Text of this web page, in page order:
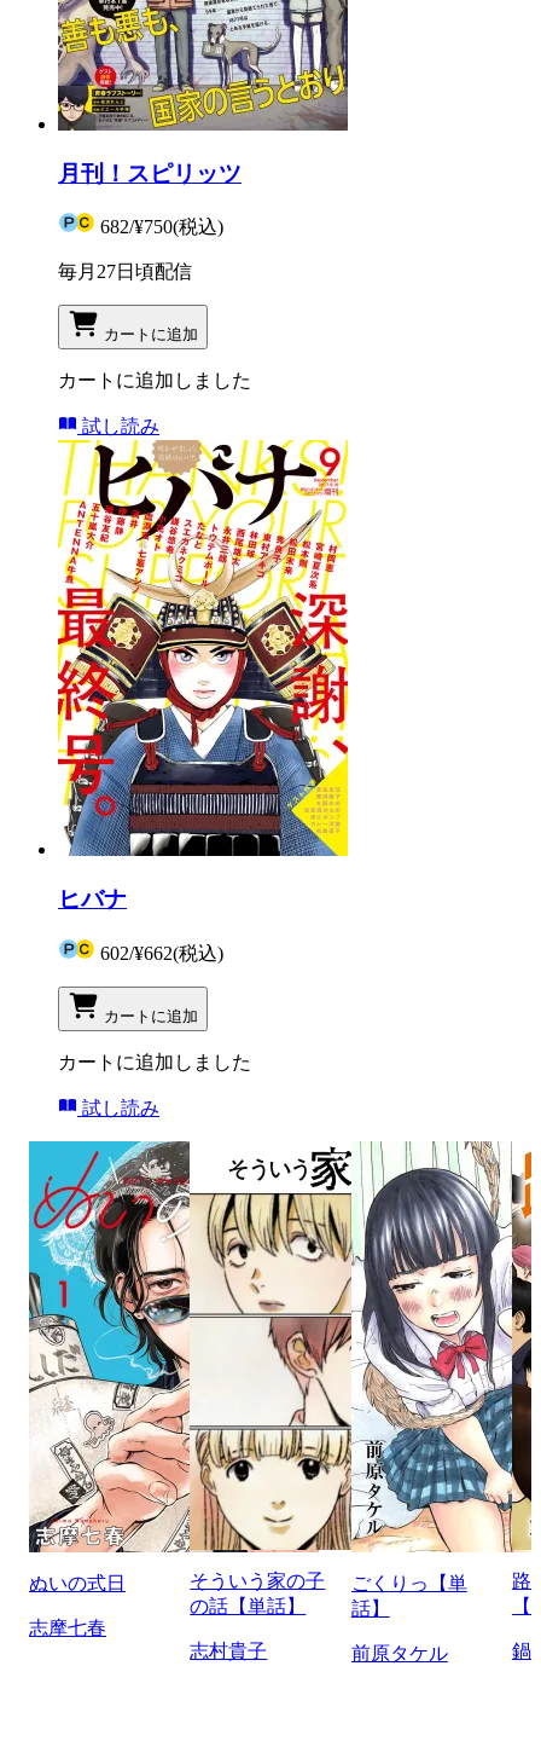
月刊！スピリッツ
682/¥750(税込)
毎月27日頃配信
カートに追加
カートに追加しました
試し読み
ヒバナ
602/¥662(税込)
カートに追加
カートに追加しました
試し読み
ぬいの式日
志摩七春
そういう家の子
の話【単話】
志村貴子
ごくりっ【単
話】
前原タケル
路
鍋